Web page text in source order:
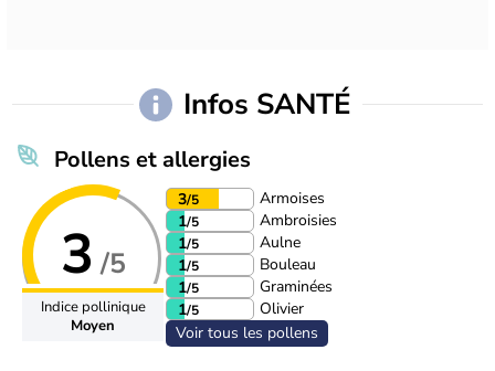
Infos SANTÉ
Pollens et allergies
3 /5
Indice pollinique
Moyen
3/5
Armoises
1/5
Ambroisies
1/5
Aulne
1/5
Bouleau
1/5
Graminées
1/5
Olivier
Voir tous les pollens